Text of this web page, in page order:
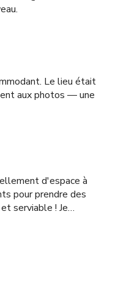
Le lieu était
aux photos — une
d'espace à
pour prendre des
serviable ! Je